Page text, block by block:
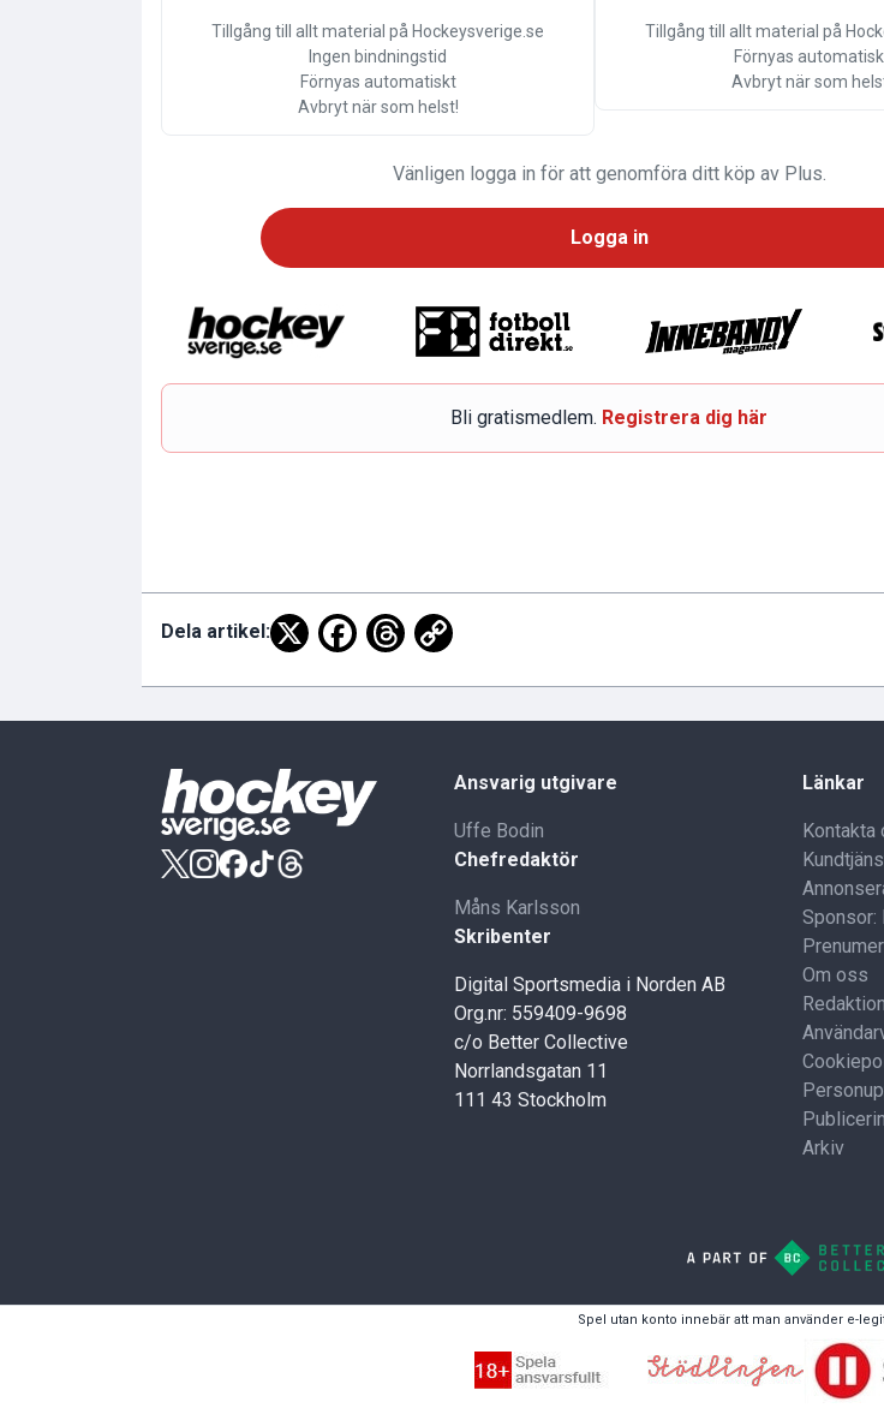
Tillgång till allt material på Hockeysverige.se
Ingen bindningstid
Förnyas automatiskt
Avbryt när som helst!
Tillgång till allt material på
Förnyas
Avbryt när som
Vänligen logga in för att genomföra ditt köp av Plus.
Logga in
Bli gratismedlem. Registrera dig här
Dela artikel:
Ansvarig utgivare
Uffe Bodin
Chefredaktör
Måns Karlsson
Skribenter
Digital Sportsmedia i Norden AB
Org.nr: 559409-9698
c/o Better Collective
Norrlandsgatan 11
111 43 Stockholm
Länkar
Kontakta
Sponsor:
Om oss
Arkiv
Spel utan konto innebär att man använder e-